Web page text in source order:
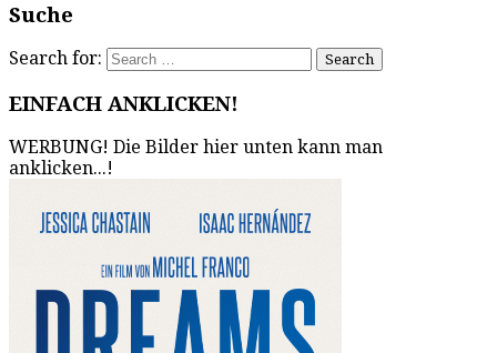
Suche
Search for:
EINFACH ANKLICKEN!
WERBUNG! Die Bilder hier unten kann man
anklicken...!